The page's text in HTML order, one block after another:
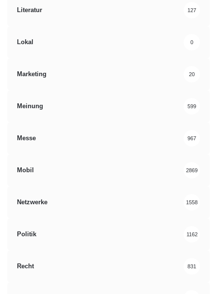
Literatur 127
Lokal 0
Marketing 20
Meinung 599
Messe 967
Mobil 2869
Netzwerke 1558
Politik 1162
Recht 831